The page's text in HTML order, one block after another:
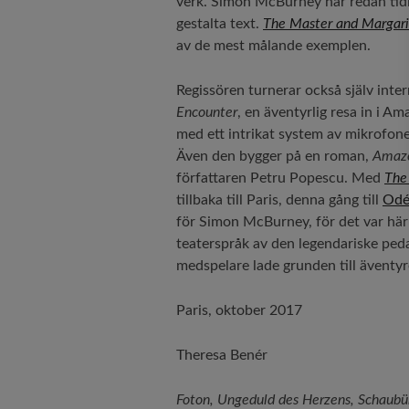
gestalta text. The Master and
av de mest målande exemplen.
Regissören turnerar också själv
Encounter, en äventyrlig resa in i
med ett intrikat system av
Även den bygger på en roman,
författaren Petru Popescu. Med
tillbaka till Paris, denna gång till
för Simon McBurney, för det var
teaterspråk av den legendariske
medspelare lade grunden till
Paris, oktober 2017
Theresa Benér
Foton, Ungeduld des Herzens,